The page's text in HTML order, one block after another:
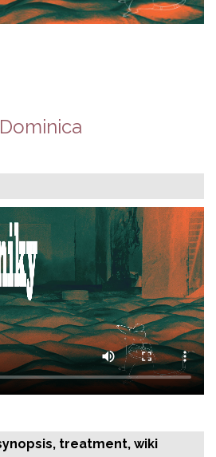
treatment, wiki